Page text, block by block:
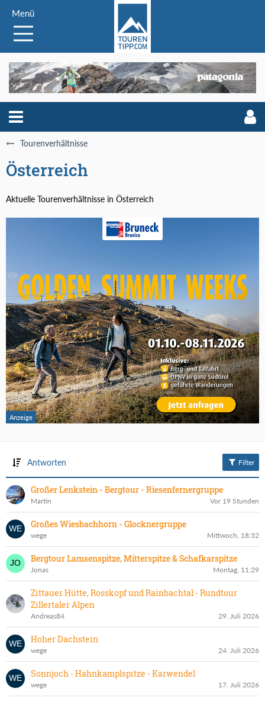
Menü
Tourenverhältnisse
Österreich
Aktuelle Tourenverhältnisse in Österreich
Antworten Filter
Großer Lenkstein - Bergtour - Riesenfernergruppe
Martin Vor 19 Stunden
Großes Wiesbachhorn - Glocknergruppe
wege Mittwoch, 18:32
Bergtour Lamsenspitze, Mitterspitze & Schafkarspitze
Jonas Montag, 11:29
Zittauer Hütte, Rosskopf und Rainbachtal - Rundtour
Zillertaler Alpen
Andreas84 29. Juli 2026
Hoher Dachstein
wege 24. Juli 2026
Sonnjoch - Hahnkamplspitze - Karwendel
wege 17. Juli 2026